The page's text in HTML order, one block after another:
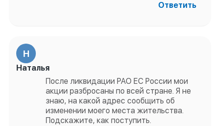
Ответить
Н
Наталья
После ликвидации РАО ЕС России мои
акции разбросаны по всей стране. Я не
знаю, на какой адрес сообщить об
изменении моего места жительства.
Подскажите, как поступить.